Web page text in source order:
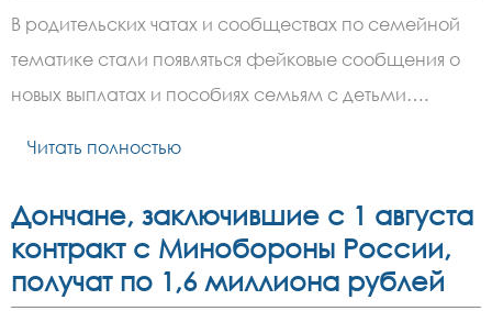
В родительских чатах и сообществах по семейной
тематике стали появляться фейковые сообщения о
новых выплатах и пособиях семьям с детьми….
Читать полностью
Дончане, заключившие с 1 августа
контракт с Минобороны России,
получат по 1,6 миллиона рублей